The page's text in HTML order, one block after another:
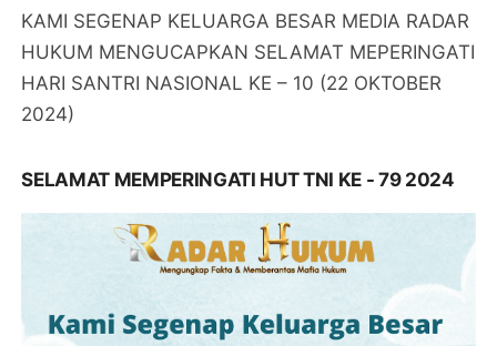
KAMI SEGENAP KELUARGA BESAR MEDIA RADAR
HUKUM MENGUCAPKAN SELAMAT MEPERINGATI
HARI SANTRI NASIONAL KE – 10 (22 OKTOBER
2024)
SELAMAT MEMPERINGATI HUT TNI KE - 79 2024